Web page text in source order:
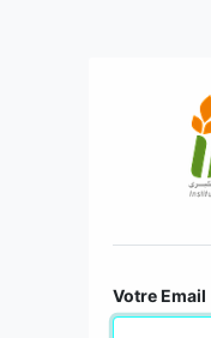
Votre Email